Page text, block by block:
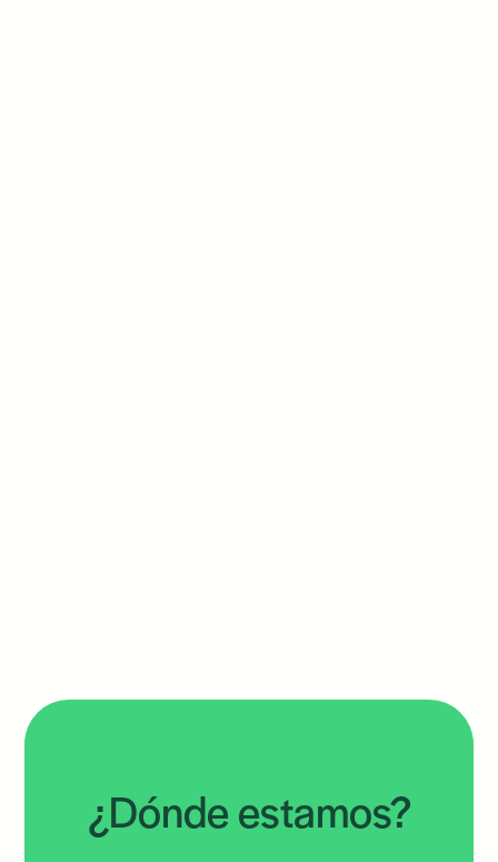
¿Dónde estamos?